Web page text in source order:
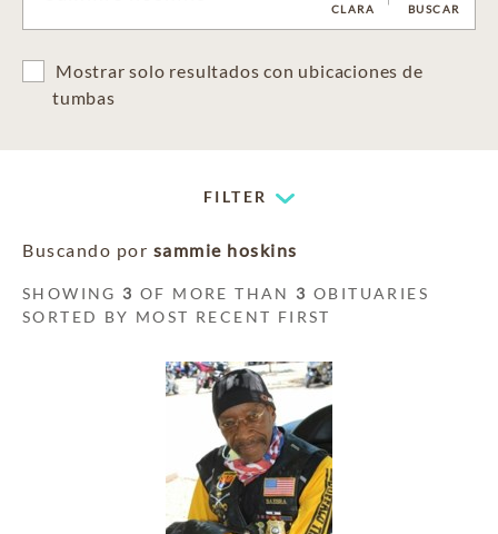
CLARA BUSCAR
Mostrar solo resultados con ubicaciones de
tumbas
FILTER
Buscando por sammie hoskins
SHOWING 3 OF MORE THAN 3 OBITUARIES
SORTED BY MOST RECENT FIRST